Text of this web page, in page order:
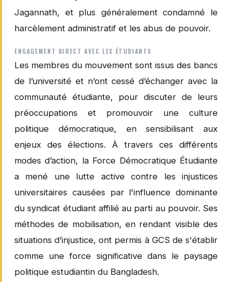
Jagannath, et plus généralement condamné le
harcèlement administratif et les abus de pouvoir.
ENGAGEMENT DIRECT AVEC LES ÉTUDIANTS
Les membres du mouvement sont issus des bancs
de l’université et n’ont cessé d’échanger avec la
communauté étudiante, pour discuter de leurs
préoccupations et promouvoir une culture
politique démocratique, en sensibilisant aux
enjeux des élections. À travers ces différents
modes d’action, la Force Démocratique Étudiante
a mené une lutte active contre les injustices
universitaires causées par l'influence dominante
du syndicat étudiant affilié au parti au pouvoir. Ses
méthodes de mobilisation, en rendant visible des
situations d’injustice, ont permis à GCS de s'établir
comme une force significative dans le paysage
politique estudiantin du Bangladesh.